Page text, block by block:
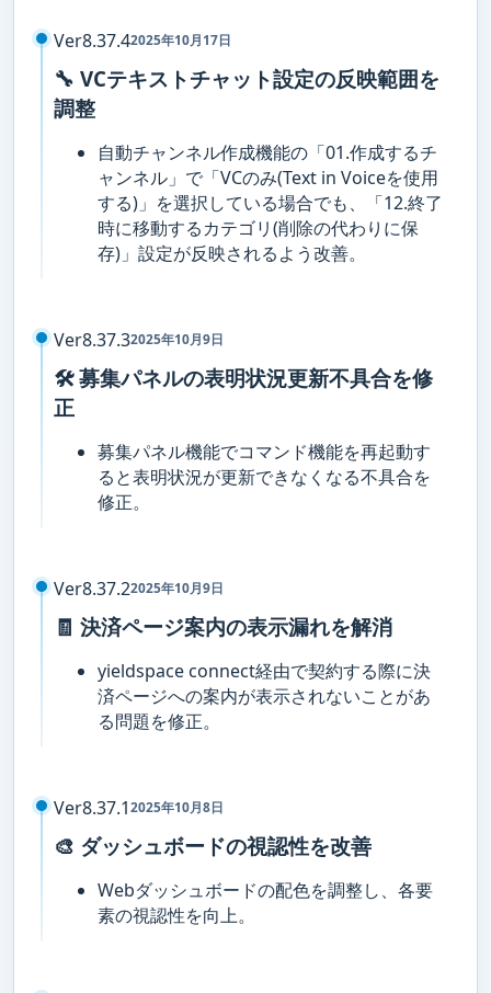
Ver8.37.42025年10月17日
🔧 VCテキストチャット設定の反映範囲を
調整
自動チャンネル作成機能の「01.作成するチ
ャンネル」で「VCのみ(Text in Voiceを使用
する)」を選択している場合でも、「12.終了
時に移動するカテゴリ(削除の代わりに保
存)」設定が反映されるよう改善。
Ver8.37.32025年10月9日
🛠️ 募集パネルの表明状況更新不具合を修
正
募集パネル機能でコマンド機能を再起動す
ると表明状況が更新できなくなる不具合を
修正。
Ver8.37.22025年10月9日
🧾 決済ページ案内の表示漏れを解消
yieldspace connect経由で契約する際に決
済ページへの案内が表示されないことがあ
る問題を修正。
Ver8.37.12025年10月8日
🎨 ダッシュボードの視認性を改善
Webダッシュボードの配色を調整し、各要
素の視認性を向上。